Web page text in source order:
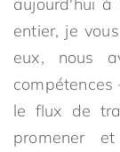
entier, je
eux, nous
le flux de
promener